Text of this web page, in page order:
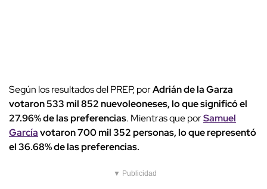
Según los resultados del PREP, porAdrián de la Garza
votaron 533 mil 852 nuevoleoneses, lo que significó el
27.96% de las preferencias. Mientras que porSamuel
Garcíavotaron 700 mil 352 personas, lo que representó
el 36.68% de las preferencias.
▼ Publicidad